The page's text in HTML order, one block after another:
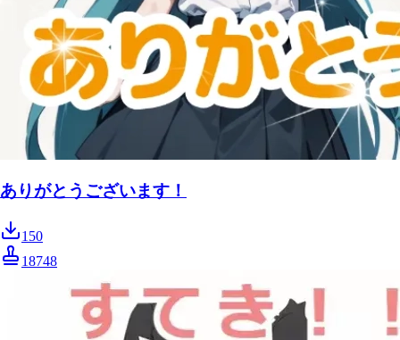
ありがとうございます！
150
18748